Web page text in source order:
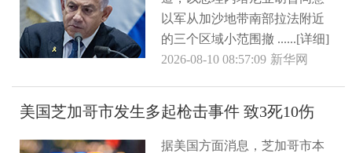
以军从加沙地带南部拉法附近
的三个区域小范围撤 ......[详细]
2026-08-10 08:57:09 新华网
美国芝加哥市发生多起枪击事件 致3死10伤
据美国方面消息，芝加哥市本